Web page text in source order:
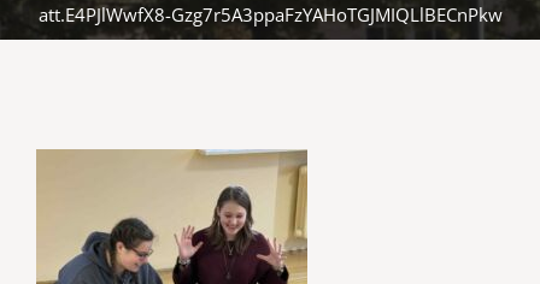
att.E4PJlWwfX8-Gzg7r5A3ppaFzYAHoTGJMIQLlBECnPkw